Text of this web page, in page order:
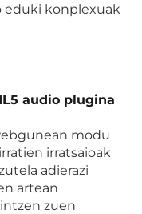
eduki konplexuak
audio plugina
modu
irratsaioak
adierazi
artean
zuen